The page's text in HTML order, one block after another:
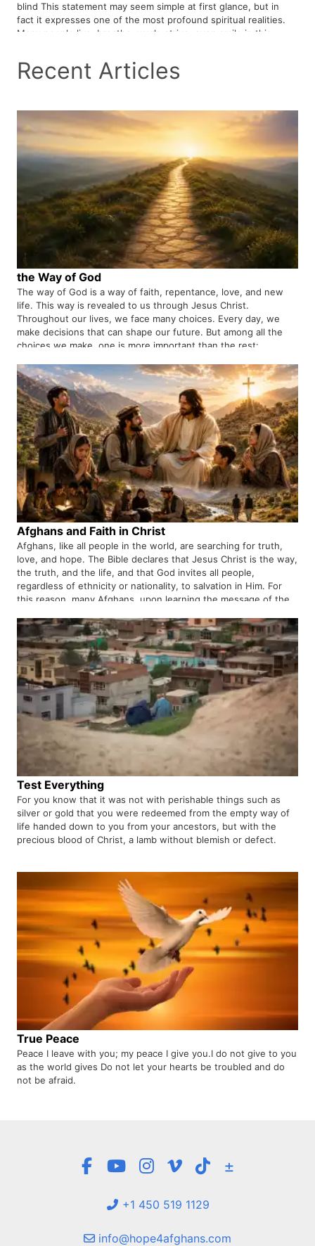
blind This statement may seem simple at first glance, but in
fact it expresses one of the most profound spiritual realities.
Many people live, breathe, work, strive, even smile in this
be illuminated by money, success, knowledge, or
entertainment. Jesus Christ is the only one who can transform
blindness and grant him eternal life.
Recent Articles
the Way of God
The way of God is a way of faith, repentance, love, and new
life. This way is revealed to us through Jesus Christ.
Throughout our lives, we face many choices. Every day, we
make decisions that can shape our future. But among all the
choices we make, one is more important than the rest:
teaches us that this way is found in Jesus Christ. Jesus is not
only the One who shows us the way to God. He is the Way
Himself.
Afghans and Faith in Christ
Afghans, like all people in the world, are searching for truth,
love, and hope. The Bible declares that Jesus Christ is the way,
the truth, and the life, and that God invites all people,
regardless of ethnicity or nationality, to salvation in Him. For
this reason, many Afghans, upon learning the message of the
Test Everything
For you know that it was not with perishable things such as
silver or gold that you were redeemed from the empty way of
life handed down to you from your ancestors, but with the
precious blood of Christ, a lamb without blemish or defect.
True Peace
Peace I leave with you; my peace I give you.I do not give to you
as the world gives Do not let your hearts be troubled and do
not be afraid.
±
+1 450 519 1129
info@hope4afghans.com